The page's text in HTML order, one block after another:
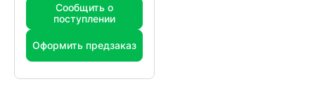
Сообщить о
поступлении
Оформить предзаказ